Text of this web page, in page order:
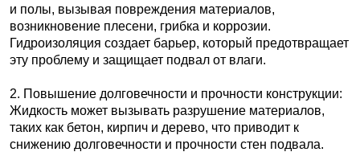
и полы, вызывая повреждения материалов,
возникновение плесени, грибка и коррозии.
Гидроизоляция создает барьер, который предотвращает
эту проблему и защищает подвал от влаги.
2. Повышение долговечности и прочности конструкции:
Жидкость может вызывать разрушение материалов,
таких как бетон, кирпич и дерево, что приводит к
снижению долговечности и прочности стен подвала.